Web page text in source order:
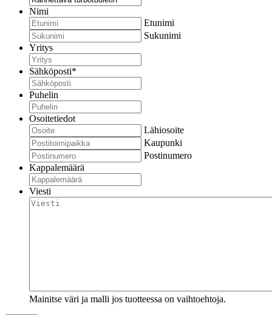
Nimi
Etunimi
Sukunimi
Yritys
Sähköposti*
Puhelin
Osoitetiedot
Lähiosoite
Kaupunki
Postinumero
Kappalemäärä
Viesti
Mainitse väri ja malli jos tuotteessa on vaihtoehtoja.